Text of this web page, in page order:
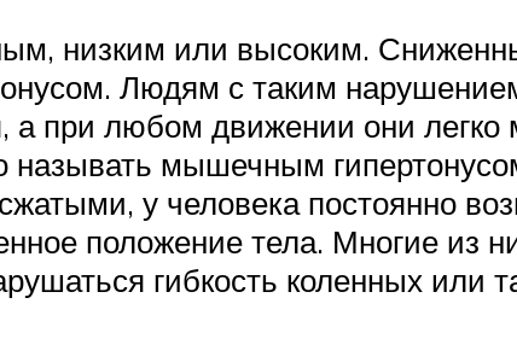
низким или высоким.
Людям с таким нарушением
а при любом движении они легко
мышечным
у человека постоянно
положение тела. Многие из
гибкость коленных или